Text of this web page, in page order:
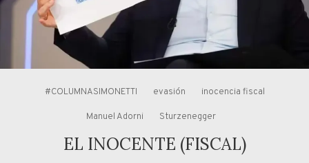
#COLUMNASIMONETTI evasión inocencia fiscal
Manuel Adorni Sturzenegger
EL INOCENTE (FISCAL)